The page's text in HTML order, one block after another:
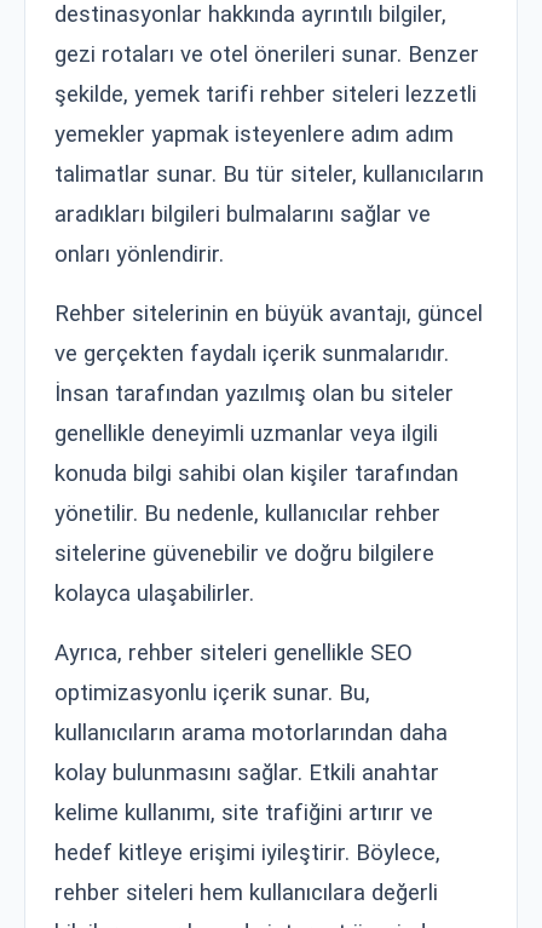
destinasyonlar hakkında ayrıntılı bilgiler,
gezi rotaları ve otel önerileri sunar. Benzer
şekilde, yemek tarifi rehber siteleri lezzetli
yemekler yapmak isteyenlere adım adım
talimatlar sunar. Bu tür siteler, kullanıcıların
aradıkları bilgileri bulmalarını sağlar ve
onları yönlendirir.
Rehber sitelerinin en büyük avantajı, güncel
ve gerçekten faydalı içerik sunmalarıdır.
İnsan tarafından yazılmış olan bu siteler
genellikle deneyimli uzmanlar veya ilgili
konuda bilgi sahibi olan kişiler tarafından
yönetilir. Bu nedenle, kullanıcılar rehber
sitelerine güvenebilir ve doğru bilgilere
kolayca ulaşabilirler.
Ayrıca, rehber siteleri genellikle SEO
optimizasyonlu içerik sunar. Bu,
kullanıcıların arama motorlarından daha
kolay bulunmasını sağlar. Etkili anahtar
kelime kullanımı, site trafiğini artırır ve
hedef kitleye erişimi iyileştirir. Böylece,
rehber siteleri hem kullanıcılara değerli